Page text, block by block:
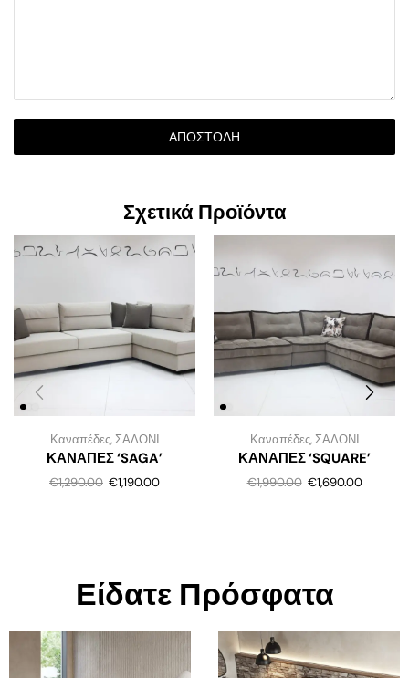
ΑΠΟΣΤΟΛΉ
Σχετικά Προϊόντα
Καναπέδες,ΣΑΛΟΝΙ
ΚΑΝΑΠΕΣ ‘SAGA’
€1,290.00 €1,190.00
Καναπέδες,ΣΑΛΟΝΙ
ΚΑΝΑΠΕΣ ‘SQUARE’
€1,990.00 €1,690.00
Είδατε Πρόσφατα